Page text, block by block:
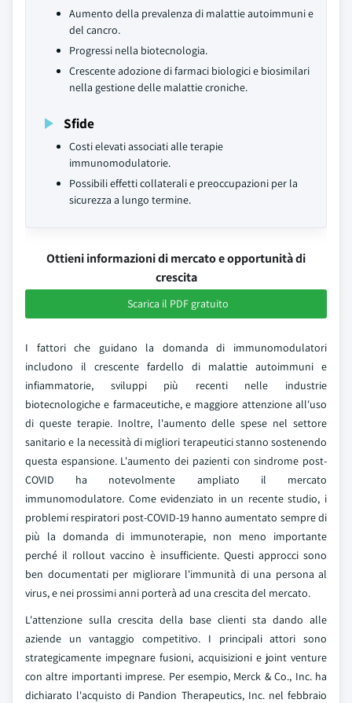
Aumento della prevalenza di malattie autoimmuni e
del cancro.
Progressi nella biotecnologia.
Crescente adozione di farmaci biologici e biosimilari
nella gestione delle malattie croniche.
Sfide
Costi elevati associati alle terapie
immunomodulatorie.
Possibili effetti collaterali e preoccupazioni per la
sicurezza a lungo termine.
Ottieni informazioni di mercato e opportunità di
crescita
Scarica il PDF gratuito
I fattori che guidano la domanda di immunomodulatori
includono il crescente fardello di malattie autoimmuni e
infiammatorie, sviluppi più recenti nelle industrie
biotecnologiche e farmaceutiche, e maggiore attenzione all'uso
di queste terapie. Inoltre, l'aumento delle spese nel settore
sanitario e la necessità di migliori terapeutici stanno sostenendo
questa espansione. L'aumento dei pazienti con sindrome post-
COVID ha notevolmente ampliato il mercato
immunomodulatore. Come evidenziato in un recente studio, i
problemi respiratori post-COVID-19 hanno aumentato sempre di
più la domanda di immunoterapie, non meno importante
perché il rollout vaccino è insufficiente. Questi approcci sono
ben documentati per migliorare l'immunità di una persona al
virus, e nei prossimi anni porterà ad una crescita del mercato.
L'attenzione sulla crescita della base clienti sta dando alle
aziende un vantaggio competitivo. I principali attori sono
strategicamente impegnare fusioni, acquisizioni e joint venture
con altre importanti imprese. Per esempio, Merck & Co., Inc. ha
dichiarato l'acquisto di Pandion Therapeutics, Inc. nel febbraio